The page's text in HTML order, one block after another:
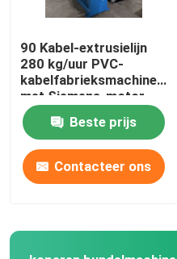
90 Kabel-extrusielijn
280 kg/uur PVC-
kabelfabrieksmachine
met Siemens-motor
Beste prijs
Contacteer ons